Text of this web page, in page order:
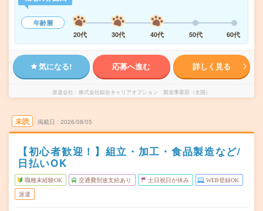
年齢層
20代
30代 40代 50代 60代
気になる! 応募へ進む 詳しく見る
派遣会社 株式会社綜合キャリアオプション 製造事業部（全国）
未読 掲載日 2026/08/05
【初心者歓迎！】組立・加工・食品製造など/
日払いOK
職種未経験OK 交通費別途支給あり 土日祝日が休み WEB登録OK
派遣